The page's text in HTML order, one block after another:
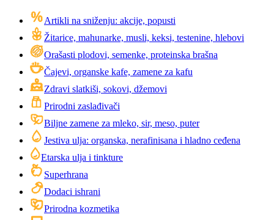
Artikli na sniženju: akcije, popusti
Žitarice, mahunarke, musli, keksi, testenine, hlebovi
Orašasti plodovi, semenke, proteinska brašna
Čajevi, organske kafe, zamene za kafu
Zdravi slatkiši, sokovi, džemovi
Prirodni zaslađivači
Biljne zamene za mleko, sir, meso, puter
Jestiva ulja: organska, nerafinisana i hladno ceđena
Etarska ulja i tinkture
Superhrana
Dodaci ishrani
Prirodna kozmetika